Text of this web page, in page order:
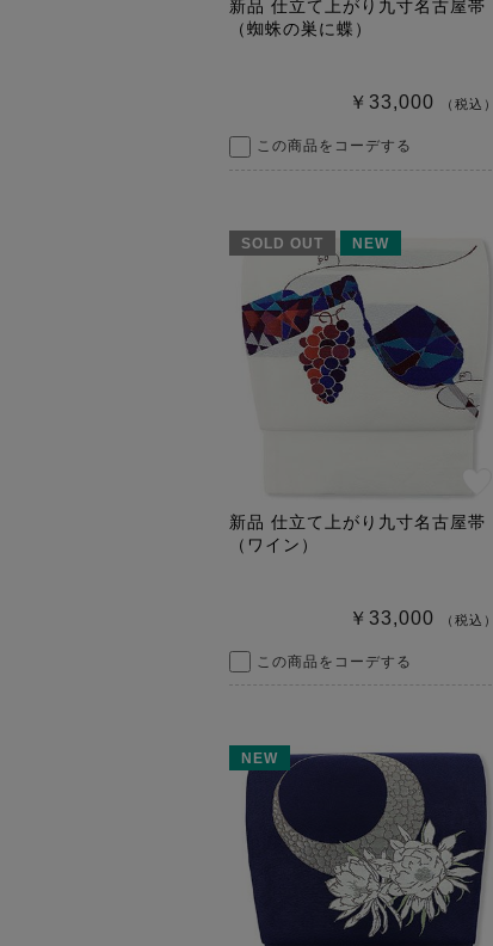
新品 仕立て上がり九寸名古屋帯
（蜘蛛の巣に蝶）
￥33,000 （税込）
この商品をコーデする
SOLD OUT NEW
新品 仕立て上がり九寸名古屋帯
（ワイン）
￥33,000 （税込）
この商品をコーデする
NEW